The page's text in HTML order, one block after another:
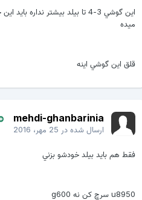
اين گوشي 3-4 تا بيلد بيشتر
ميده
قلق اين گوشي اينه
mehdi-ghanbarinia
11
ارسال شده در25 مهر، 2016
فقط هم بايد بيلد خودشو بزني
u8950 سرچ كن نه g600